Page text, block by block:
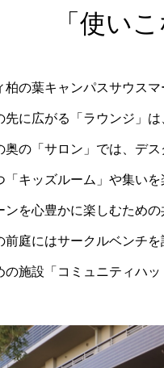
「使い
柏の葉キャンパスサウス
先に広がる「ラウンジ」
奥の「サロン」では、デ
「キッズルーム」や集い
ンを心豊かに楽しむため
前庭にはサークルベンチ
施設「コミュニティハッ